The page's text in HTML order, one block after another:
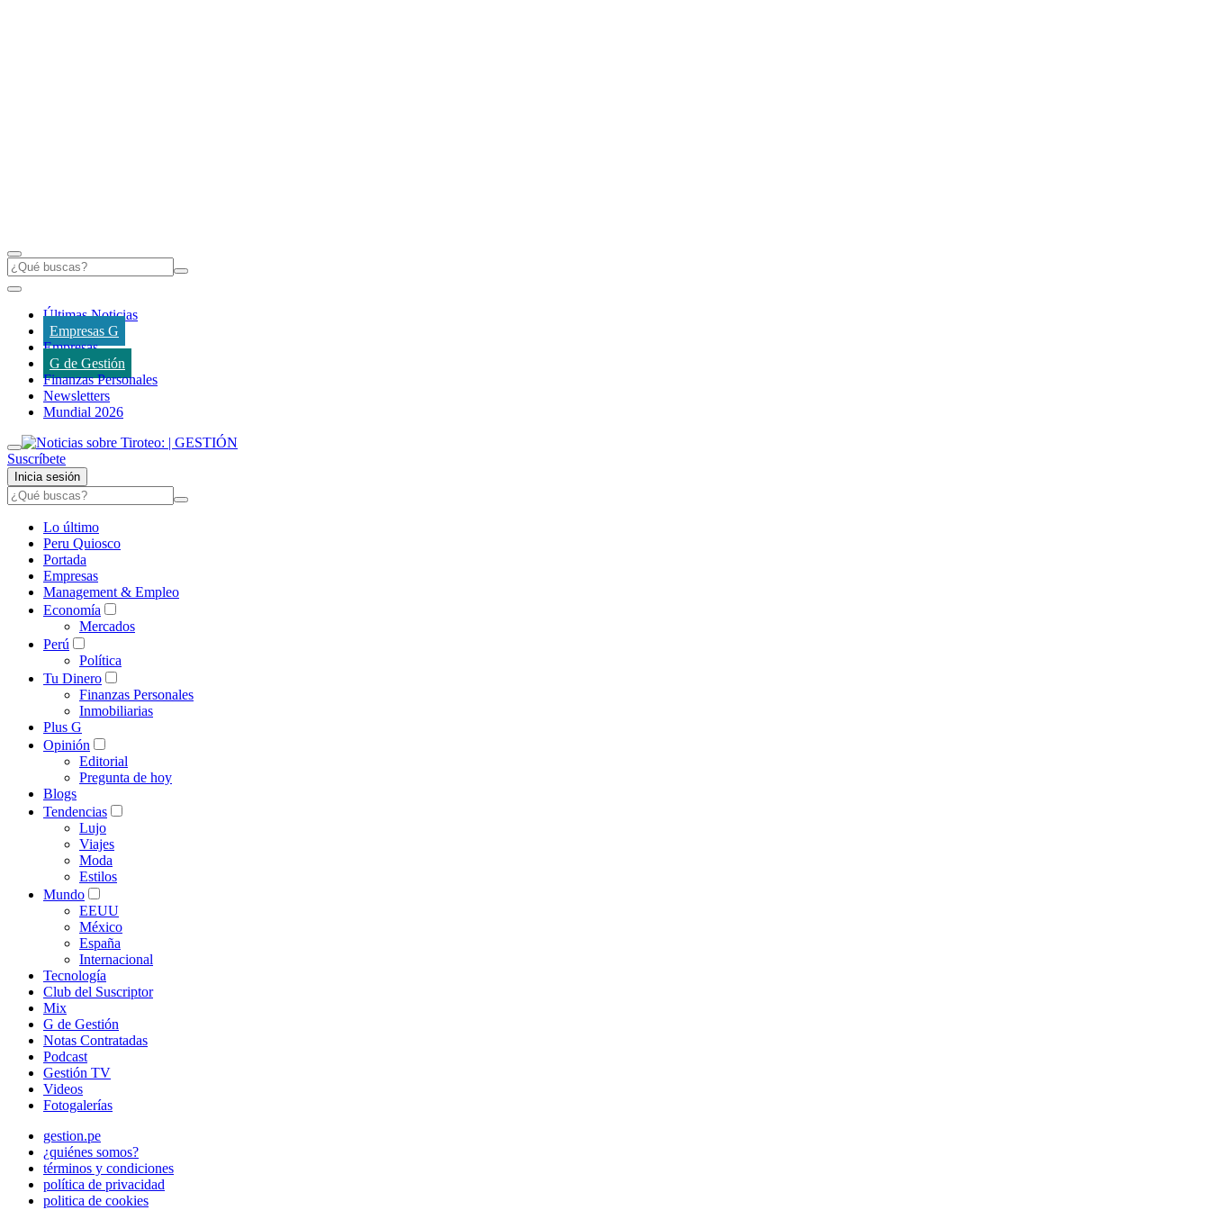
Últimas Noticias
Empresas G
Empresas
G de Gestión
Finanzas Personales
Newsletters
Mundial 2026
Suscríbete
Inicia sesión
Lo último
Peru Quiosco
Portada
Empresas
Management & Empleo
Economía
Mercados
Perú
Política
Tu Dinero
Finanzas Personales
Inmobiliarias
Plus G
Opinión
Editorial
Pregunta de hoy
Blogs
Tendencias
Lujo
Viajes
Moda
Estilos
Mundo
EEUU
México
España
Internacional
Tecnología
Club del Suscriptor
Mix
G de Gestión
Notas Contratadas
Podcast
Gestión TV
Videos
Fotogalerías
gestion.pe
¿quiénes somos?
términos y condiciones
política de privacidad
politica de cookies